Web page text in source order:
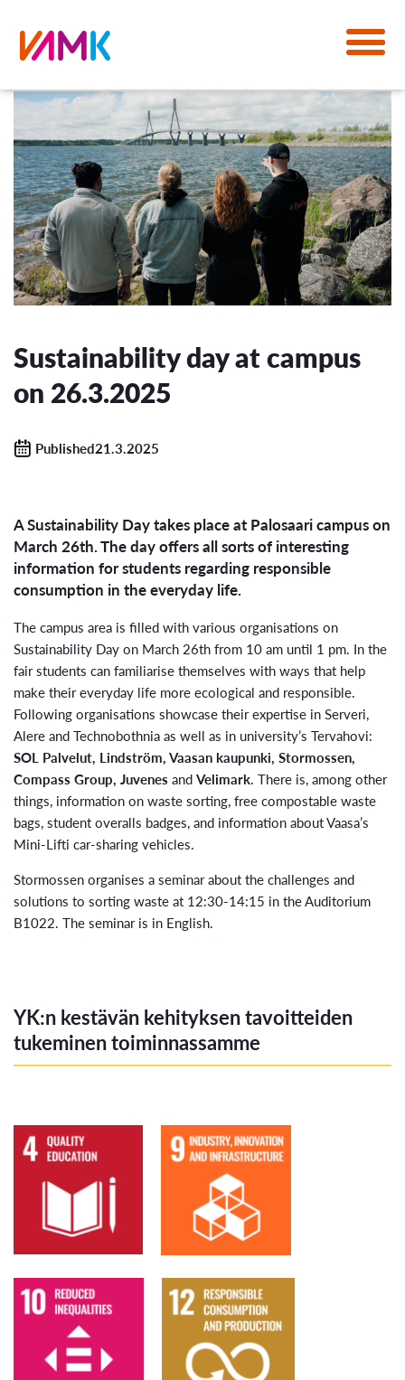
Sustainability day at campus
on 26.3.2025
Published21.3.2025
A Sustainability Day takes place at Palosaari campus on
March 26th. The day offers all sorts of interesting
information for students regarding responsible
consumption in the everyday life.
The campus area is filled with various organisations on
Sustainability Day on March 26th from 10 am until 1 pm. In the
fair students can familiarise themselves with ways that help
make their everyday life more ecological and responsible.
Following organisations showcase their expertise in Serveri,
Alere and Technobothnia as well as in university’s Tervahovi:
SOL Palvelut, Lindström, Vaasan kaupunki, Stormossen,
Compass Group, Juvenes andVelimark. There is, among other
things, information on waste sorting, free compostable waste
bags, student overalls badges, and information about Vaasa’s
Mini-Lifti car-sharing vehicles.
Stormossen organises a seminar about the challenges and
solutions to sorting waste at 12:30-14:15 in the Auditorium
B1022. The seminar is in English.
YK:n kestävän kehityksen tavoitteiden
tukeminen toiminnassamme